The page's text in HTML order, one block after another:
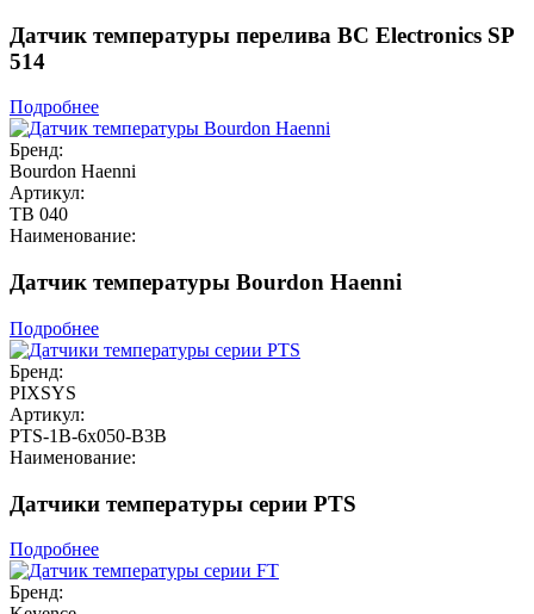
Датчик температуры перелива BC Electronics SP
514
Подробнее
Бренд:
Bourdon Haenni
Артикул:
TB 040
Наименование:
Датчик температуры Bourdon Haenni
Подробнее
Бренд:
PIXSYS
Артикул:
PTS-1B-6x050-B3B
Наименование:
Датчики температуры серии PTS
Подробнее
Бренд: